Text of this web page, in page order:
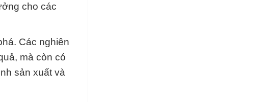
cho các
Các nghiên
mà còn có
sản xuất và